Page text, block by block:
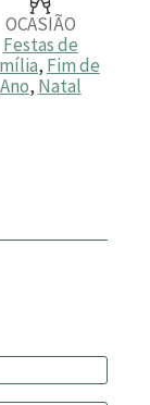
OCASIÃO
Festas de
, Fim de
Ano, Natal